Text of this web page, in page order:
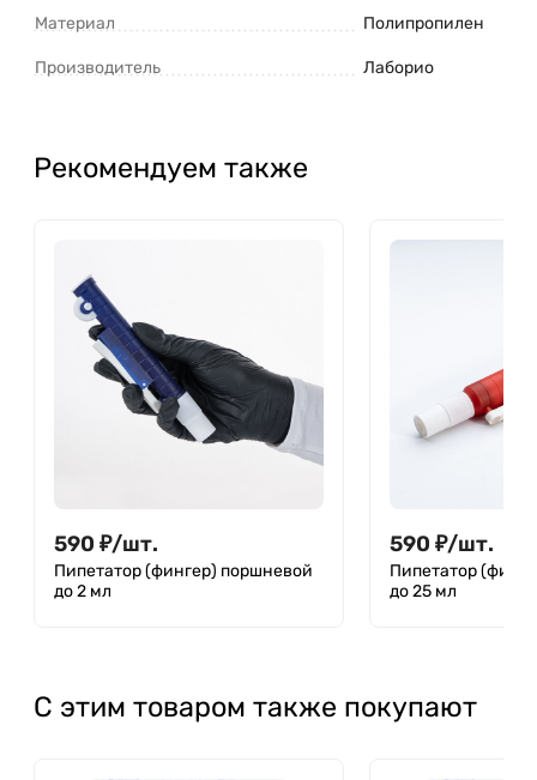
Материал
Полипропилен
Производитель Лаборио
Рекомендуем также
590 ₽/шт.
Пипетатор (фингер) поршневой
до 2 мл
590 ₽/шт.
Пипетатор
до 25 мл
С этим товаром также покупают